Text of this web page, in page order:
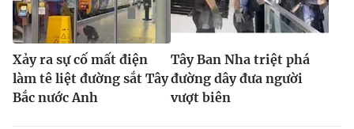
Xảy ra sự cố mất điện
làm tê liệt đường sắt Tây
Bắc nước Anh
Tây Ban Nha triệt phá
đường dây đưa người
vượt biên